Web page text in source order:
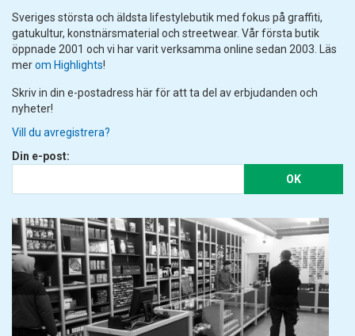
Sveriges största och äldsta lifestylebutik med fokus på graffiti,
gatukultur, konstnärsmaterial och streetwear. Vår första butik
öppnade 2001 och vi har varit verksamma online sedan 2003. Läs
merom Highlights!
Skriv in din e-postadress här för att ta del av erbjudanden och
nyheter!
Vill du avregistrera?
Din e-post:
OK